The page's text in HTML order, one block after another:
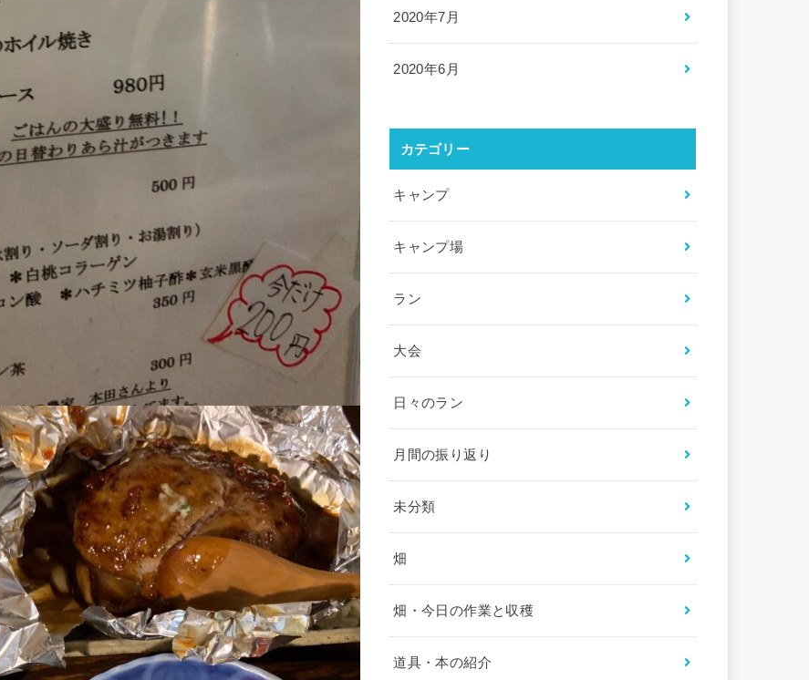
2020年7月
2020年6月
カテゴリー
キャンプ
キャンプ場
ラン
大会
日々のラン
月間の振り返り
未分類
畑
畑・今日の作業と収穫
道具・本の紹介